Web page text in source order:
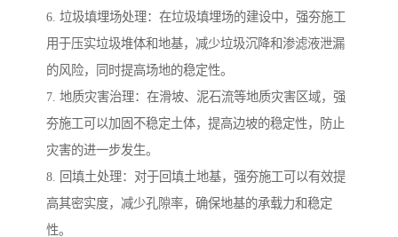
6. 垃圾填埋场处理：在垃圾填埋场的建设中，强夯施工
用于压实垃圾堆体和地基，减少垃圾沉降和渗滤液泄漏
的风险，同时提高场地的稳定性。
7. 地质灾害治理：在滑坡、泥石流等地质灾害区域，强
夯施工可以加固不稳定土体，提高边坡的稳定性，防止
灾害的进一步发生。
8. 回填土处理：对于回填土地基，强夯施工可以有效提
高其密实度，减少孔隙率，确保地基的承载力和稳定
性。